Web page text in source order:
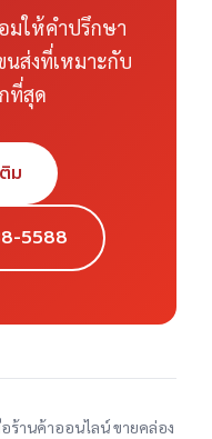
มให้คำปรึกษา
ส่งที่เหมาะกับ
ที่สุด
ม
5588
ร้านค้าออนไลน์ ขายคล่อง